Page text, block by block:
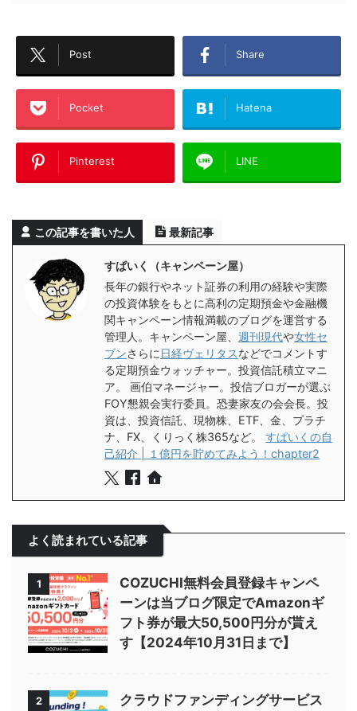
Post Share
Pocket Hatena
Pinterest LINE
この記事を書いた人 最新記事
すぱいく（キャンペーン屋）
長年の銀行やネット証券の利用の経験や実際
の投資体験をもとに高利の定期預金や金融機
関キャンペーン情報満載のブログを運営する
管理人。キャンペーン屋、 週刊現代や女性セ
ブンさらに 日経ヴェリタスなどでコメントす
る定期預金ウォッチャー。投資信託積立マニ
ア。 画伯マネージャー。投信ブロガーが選ぶ
FOY懇親会実行委員。恐妻家友の会会長。投
資は、投資信託、現物株、ETF、金、プラチ
ナ、FX、くりっく株365など。 すぱいくの自
己紹介 | １億円を貯めてみよう！chapter2
よく読まれている記事
1
COZUCHI無料会員登録キャンペ
ーンは当ブログ限定でAmazonギ
フト券が最大50,500円分が貰え
す【2024年10月31日まで】
2
クラウドファンディングサービス